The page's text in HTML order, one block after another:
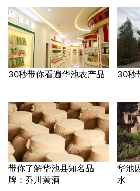
30秒带你看遍华池农产品 30秒
带你了解华池县知名品
牌：乔川黄酒
华池
水